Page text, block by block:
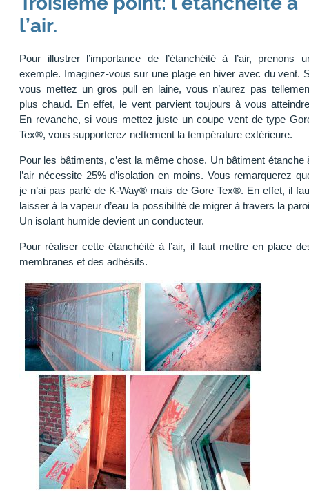
l’air.
Pour illustrer l’importance de l’étanchéité à l’air, prenons
exemple. Imaginez-vous sur une plage en hiver avec du vent.
vous mettez un gros pull en laine, vous n’aurez pas
plus chaud. En effet, le vent parvient toujours à vous
En revanche, si vous mettez juste un coupe vent de type
Tex®, vous supporterez nettement la température extérieure.
Pour les bâtiments, c’est la même chose. Un bâtiment étanche
l’air nécessite 25% d’isolation en moins. Vous remarquerez
je n’ai pas parlé de K-Way® mais de Gore Tex®. En effet, il
laisser à la vapeur d’eau la possibilité de migrer à travers la
Un isolant humide devient un conducteur.
Pour réaliser cette étanchéité à l’air, il faut mettre en place
membranes et des adhésifs.